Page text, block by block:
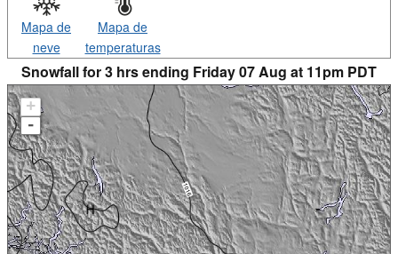
Mapa de
neve
Mapa de
temperaturas
Snowfall for 3 hrs ending Friday 07 Aug at 11pm PDT
+
-